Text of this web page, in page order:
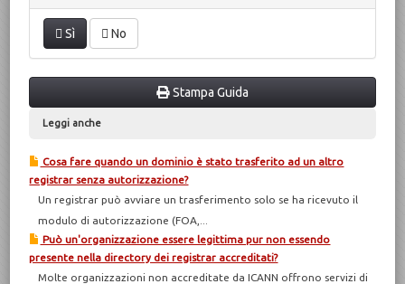
Sì No
Stampa Guida
Leggi anche
Cosa fare quando un dominio è stato trasferito ad un altro
registrar senza autorizzazione?
Un registrar può avviare un trasferimento solo se ha ricevuto il
modulo di autorizzazione (FOA,...
Può un'organizzazione essere legittima pur non essendo
presente nella directory dei registrar accreditati?
Molte organizzazioni non accreditate da ICANN offrono servizi di